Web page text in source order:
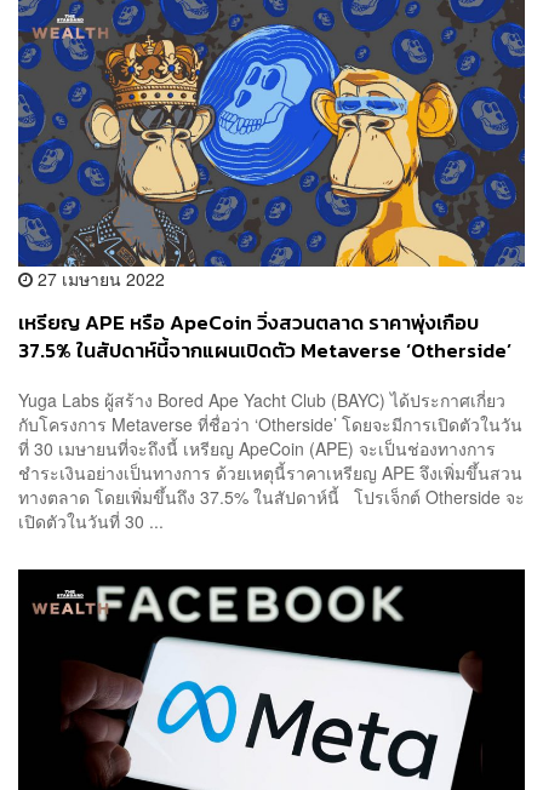
27 เมษายน 2022
เหรียญ APE หรือ ApeCoin วิ่งสวนตลาด ราคาพุ่งเกือบ
37.5% ในสัปดาห์นี้จากแผนเปิดตัว Metaverse ‘Otherside’
Yuga Labs ผู้สร้าง Bored Ape Yacht Club (BAYC) ได้ประกาศเกี่ยว
กับโครงการ Metaverse ที่ชื่อว่า ‘Otherside’ โดยจะมีการเปิดตัวในวัน
ที่ 30 เมษายนที่จะถึงนี้ เหรียญ ApeCoin (APE) จะเป็นช่องทางการ
ชำระเงินอย่างเป็นทางการ ด้วยเหตุนี้ราคาเหรียญ APE จึงเพิ่มขึ้นสวน
ทางตลาด โดยเพิ่มขึ้นถึง 37.5% ในสัปดาห์นี้ โปรเจ็กต์ Otherside จะ
เปิดตัวในวันที่ 30 ...